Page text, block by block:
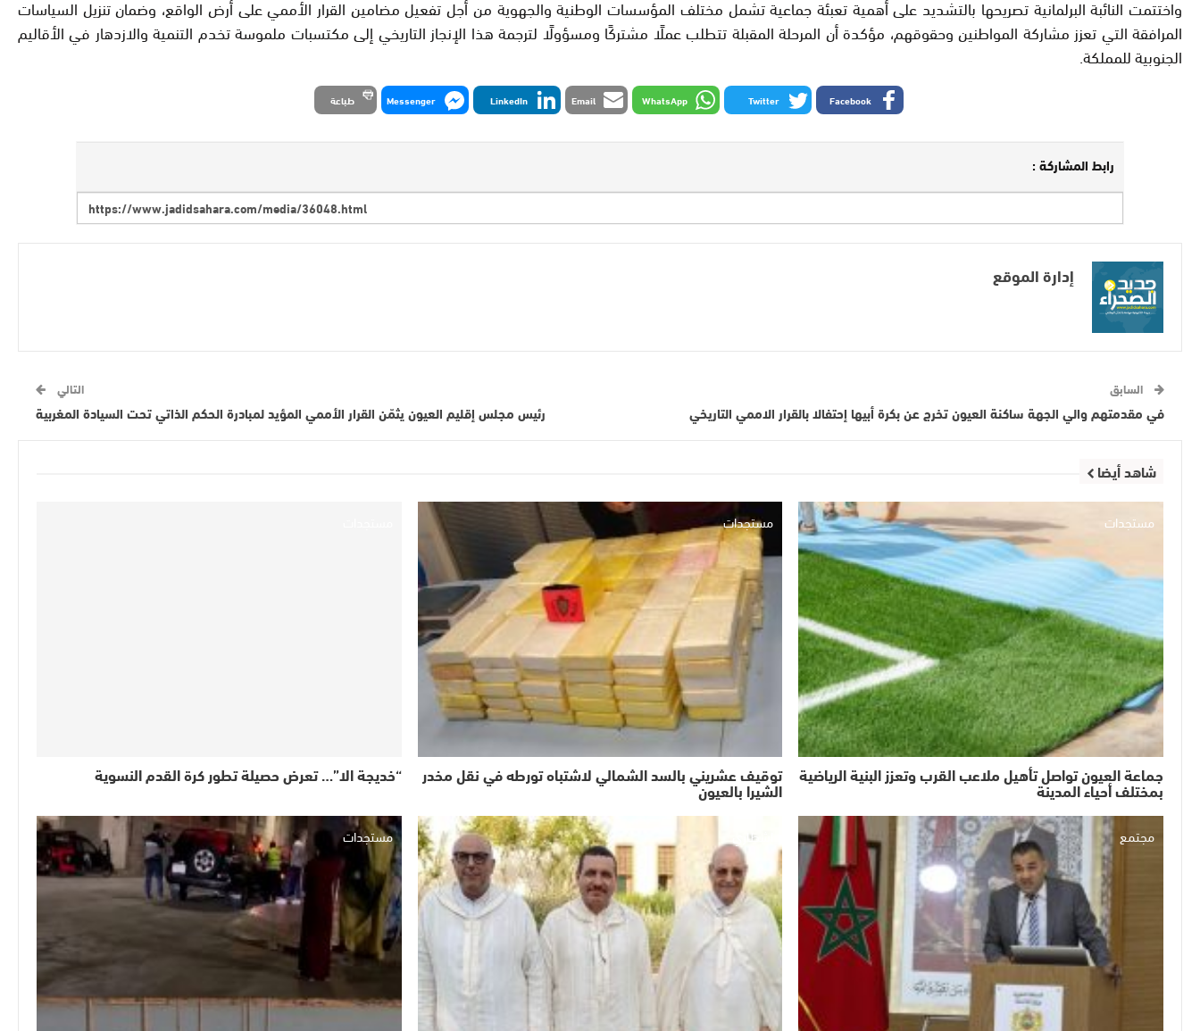
واختتمت النائبة البرلمانية تصريحها بالتشديد على أهمية تعبئة جماعية تشمل مختلف المؤسسات الوطنية والجهوية من أجل تفعيل مضامين القرار الأممي على أرض الواقع، وضمان تنزيل السياسات
المرافقة التي تعزز مشاركة المواطنين وحقوقهم، مؤكدة أن المرحلة المقبلة تتطلب عملًا مشتركًا ومسؤولًا لترجمة هذا الإنجاز التاريخي إلى مكتسبات ملموسة تخدم التنمية والازدهار في الأقاليم
الجنوبية للمملكة.
Facebook
Twitter
WhatsApp
Email
LinkedIn
Messenger طباعة
رابط المشاركة :
إدارة الموقع
السابق
في مقدمتهم والي الجهة ساكنة العيون تخرج عن بكرة أبيها إحتفالا بالقرار الاممي التاريخي
التالي
رئيس مجلس إقليم العيون يثمّن القرار الأممي المؤيد لمبادرة الحكم الذاتي تحت السيادة المغربية
شاهد أيضا
مستجدات
جماعة العيون تواصل تأهيل ملاعب القرب وتعزز البنية الرياضية
بمختلف أحياء المدينة
مستجدات
توقيف عشريني بالسد الشمالي لاشتباه تورطه في نقل مخدر
الشيرا بالعيون
“خديجة الا”… تعرض حصيلة تطور كرة القدم النسوية
مجتمع اشطاري مستجدات